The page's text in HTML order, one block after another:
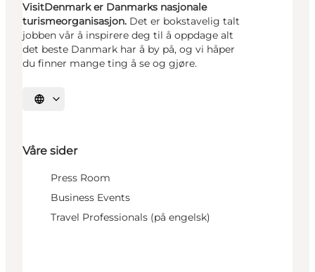
VisitDenmark er Danmarks nasjonale
turismeorganisasjon. Det er bokstavelig talt
jobben vår å inspirere deg til å oppdage alt
det beste Danmark har å by på, og vi håper
du finner mange ting å se og gjøre.
Velg språk
Våre sider
Press Room
Business Events
Travel Professionals (på engelsk)